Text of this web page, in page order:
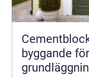
byggande